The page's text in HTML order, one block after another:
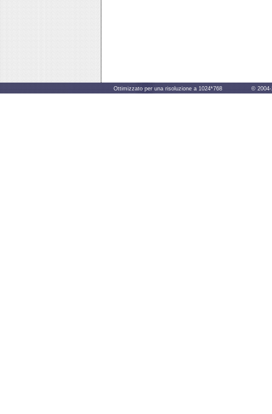
Ottimizzato per una risoluzione a 1024*768 © 2004-